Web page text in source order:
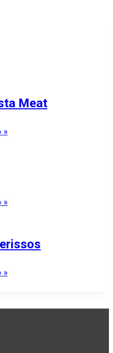
Meat
»
»
»